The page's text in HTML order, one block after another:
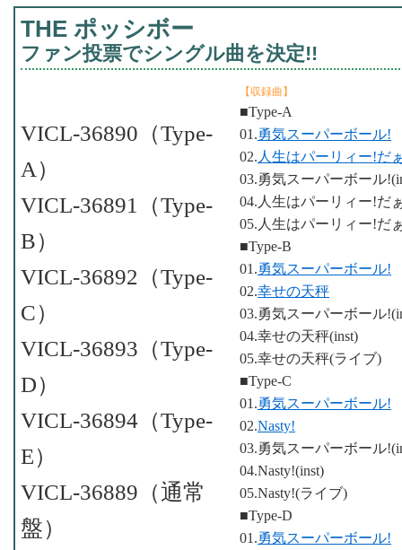
THE ポッシボー
ファン投票でシングル曲を決定!!
【収録曲】
■Type-A
01.勇気スーパーボール!
02. 人生はパーリィー!だ
03.勇気スーパーボール
04.人生はパーリィー!だ
05.人生はパーリィー!だ
■Type-B
01.勇気スーパーボール!
02.幸せの天秤
03.勇気スーパーボール
04.幸せの天秤(inst)
05.幸せの天秤(ライブ)
■Type-C
01.勇気スーパーボール!
02.Nasty!
03.勇気スーパーボール
04.Nasty!(inst)
05.Nasty!(ライブ)
■Type-D
01.勇気スーパーボール!
VICL-36890（Type-
A）
VICL-36891（Type-
B）
VICL-36892（Type-
C）
VICL-36893（Type-
D）
VICL-36894（Type-
E）
VICL-36889（通常
盤）